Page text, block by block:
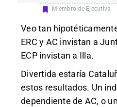
Miembro de Ejecutiva
Veo tan
ERC y AC invistan a
ECP invistan a Illa.
Divertida estaría
estos resultados. Un
dependiente de AC, o